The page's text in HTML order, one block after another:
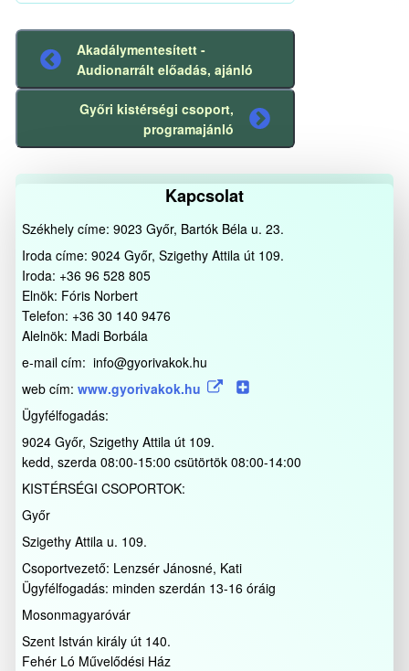
Előző
bejegyzés
Akadálymentesített -
Audionarrált előadás, ajánló
bejegyzés
Győri kistérségi csoport,
programajánló
Kapcsolat
Székhely címe: 9023 Győr, Bartók Béla u. 23.
Iroda címe: 9024 Győr, Szigethy Attila út 109.
Iroda: +36 96 528 805
Elnök: Fóris Norbert
Telefon: +36 30 140 9476
Alelnök: Madi Borbála
e-mail cím: info@gyorivakok.hu
web cím: www.gyorivakok.hu
Ügyfélfogadás:
9024 Győr, Szigethy Attila út 109.
kedd, szerda 08:00-15:00 csütörtök 08:00-14:00
KISTÉRSÉGI CSOPORTOK:
Győr
Szigethy Attila u. 109.
Csoportvezető: Lenzsér Jánosné, Kati
Ügyfélfogadás: minden szerdán 13-16 óráig
Mosonmagyaróvár
Szent István király út 140.
Fehér Ló Művelődési Ház